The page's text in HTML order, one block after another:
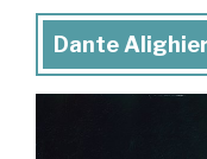
Dante
Alighieri,
Dante